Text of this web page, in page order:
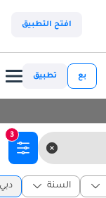
افتح التطبيق
بع تطبيق
3
السنة دبي